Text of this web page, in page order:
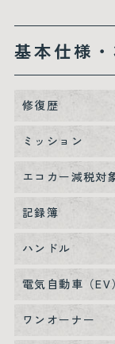
基本仕様
修復歴
ミッション
エコカー減税対
記録簿
ハンドル
電気自動車（EV）
ワンオーナー